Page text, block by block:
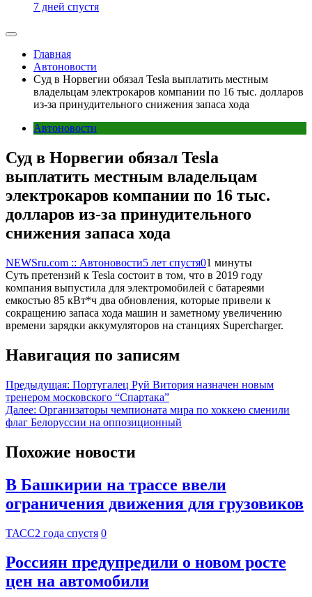
7 дней спустя
Главная
Автоновости
Суд в Норвегии обязал Tesla выплатить местным
владельцам электрокаров компании по 16 тыс. долларов
из-за принудительного снижения запаса хода
Автоновости
Суд в Норвегии обязал Tesla
выплатить местным владельцам
электрокаров компании по 16 тыс.
долларов из-за принудительного
снижения запаса хода
NEWSru.com :: Автоновости5 лет спустя01 минуты
Суть претензий к Tesla состоит в том, что в 2019 году
компания выпустила для электромобилей с батареями
емкостью 85 кВт*ч два обновления, которые привели к
сокращению запаса хода машин и заметному увеличению
времени зарядки аккумуляторов на станциях Supercharger.
Навигация по записям
Предыдущая: Португалец Руй Витория назначен новым
тренером московского “Спартака”
Далее: Организаторы чемпионата мира по хоккею сменили
флаг Белоруссии на оппозиционный
Похожие новости
В Башкирии на трассе ввели
ограничения движения для грузовиков
ТАСС2 года спустя 0
Россиян предупредили о новом росте
цен на автомобили